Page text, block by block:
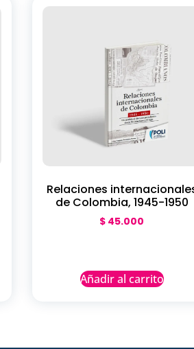
Relaciones
de Colombia, 1945-1950
$ 45.000
Añadir al carrito